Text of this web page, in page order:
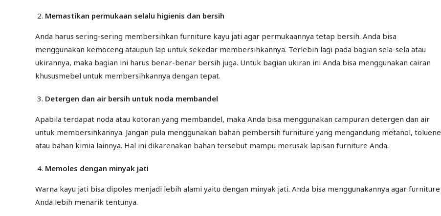
Memastikan permukaan selalu higienis dan bersih
Anda harus sering-sering membersihkan furniture kayu jati agar permukaannya tetap bersih. Anda bisa
menggunakan kemoceng ataupun lap untuk sekedar membersihkannya. Terlebih lagi pada bagian sela-sela atau
ukirannya, maka bagian ini harus benar-benar bersih juga. Untuk bagian ukiran ini Anda bisa menggunakan cairan
khususmebel untuk membersihkannya dengan tepat.
Detergen dan air bersih untuk noda membandel
Apabila terdapat noda atau kotoran yang membandel, maka Anda bisa menggunakan campuran detergen dan air
untuk membersihkannya. Jangan pula menggunakan bahan pembersih furniture yang mengandung metanol, toluene
atau bahan kimia lainnya. Hal ini dikarenakan bahan tersebut mampu merusak lapisan furniture Anda.
Memoles dengan minyak jati
Warna kayu jati bisa dipoles menjadi lebih alami yaitu dengan minyak jati. Anda bisa menggunakannya agar furniture
Anda lebih menarik tentunya.